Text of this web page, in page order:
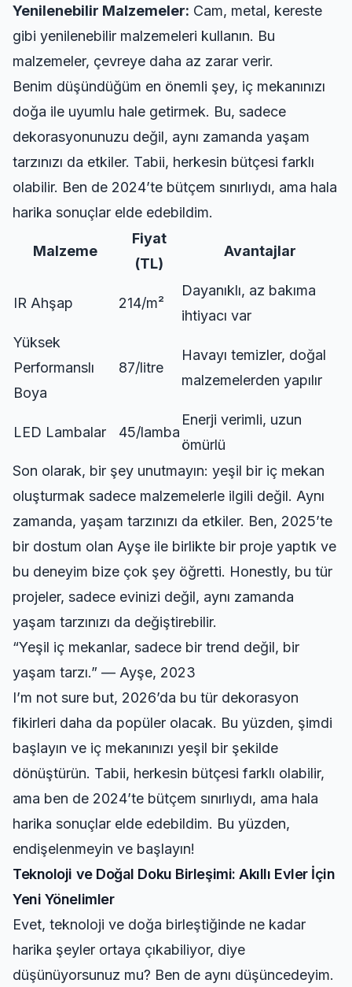
Yenilenebilir Malzemeler: Cam, metal, kereste
gibi yenilenebilir malzemeleri kullanın. Bu
malzemeler, çevreye daha az zarar verir.
Benim düşündüğüm en önemli şey, iç mekanınızı
doğa ile uyumlu hale getirmek. Bu, sadece
dekorasyonunuzu değil, aynı zamanda yaşam
tarzınızı da etkiler. Tabii, herkesin bütçesi farklı
olabilir. Ben de 2024’te bütçem sınırlıydı, ama hala
harika sonuçlar elde edebildim.
Malzeme
Fiyat
(TL)
Avantajlar
IR Ahşap 214/m²
Dayanıklı, az bakıma
ihtiyacı var
Yüksek
Performanslı
Boya
87/litre
Havayı temizler, doğal
malzemelerden yapılır
LED Lambalar 45/lamba
Enerji verimli, uzun
ömürlü
Son olarak, bir şey unutmayın: yeşil bir iç mekan
oluşturmak sadece malzemelerle ilgili değil. Aynı
zamanda, yaşam tarzınızı da etkiler. Ben, 2025’te
bir dostum olan Ayşe ile birlikte bir proje yaptık ve
bu deneyim bize çok şey öğretti. Honestly, bu tür
projeler, sadece evinizi değil, aynı zamanda
yaşam tarzınızı da değiştirebilir.
“Yeşil iç mekanlar, sadece bir trend değil, bir
yaşam tarzı.” — Ayşe, 2023
I’m not sure but, 2026’da bu tür dekorasyon
fikirleri daha da popüler olacak. Bu yüzden, şimdi
başlayın ve iç mekanınızı yeşil bir şekilde
dönüştürün. Tabii, herkesin bütçesi farklı olabilir,
ama ben de 2024’te bütçem sınırlıydı, ama hala
harika sonuçlar elde edebildim. Bu yüzden,
endişelenmeyin ve başlayın!
Teknoloji ve Doğal Doku Birleşimi: Akıllı Evler İçin
Yeni Yönelimler
Evet, teknoloji ve doğa birleştiğinde ne kadar
harika şeyler ortaya çıkabiliyor, diye
düşünüyorsunuz mu? Ben de aynı düşüncedeyim.